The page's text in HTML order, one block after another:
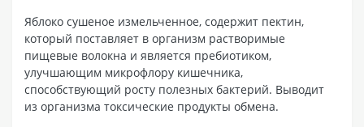
Яблоко сушеное измельченное, содержит пектин,
который поставляет в организм растворимые
пищевые волокна и является пребиотиком,
улучшающим микрофлору кишечника,
способствующий росту полезных бактерий. Выводит
из организма токсические продукты обмена.